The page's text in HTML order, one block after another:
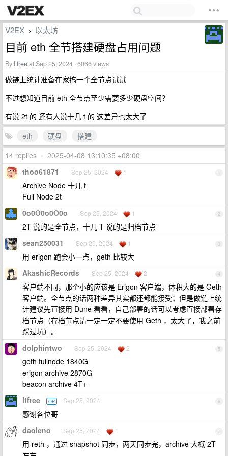
V2EX › 以太坊
目前 eth 全节搭建硬盘占用问题
By ltfreeat Sep 25, 2024 · 6066 views
做链上统计准备在家搞一个全节点试试
不过想知道目前 eth 全节点至少需要多少硬盘空间？
有说 2t 的 还有人说十几 t 的 这差异也太大了
eth
硬盘
搭建
14 replies • 2025-04-08 13:10:35 +08:00
1
thoo61871 Sep 25, 2024 1
Archive Node 十几 t
Full Node 2t
2
0o0O0o0O0o Sep 25, 2024 1
2T 说的是全节点，十几 T 说的是归档节点
3
sean250031 Sep 25, 2024 1
用 erigon 跑会小一点，geth 比较大
4
AkashicRecords Sep 25, 2024 2
客户端不同，那个小的应该是 Erigon 客户端，体积大的是 Geth
客户端。全节点的话两种差异其实都还都能接受；但是做链上统
计建议先直接用 Dune 看看，自己部署的话可以考虑直接部署存
档节点（存档节点请一定一定不要使用 Geth ，太大了，我之前
踩过坑）。
5
dolphintwo Sep 25, 2024 2
geth fullnode 1840G
erigon archive 2870G
beacon archive 4T+
6
ltfree OP Sep 25, 2024
感谢各位哥
7
daoleno Sep 25, 2024 1
用 reth ，通过 snapshot 同步，两天同步完，archive 大概 2T